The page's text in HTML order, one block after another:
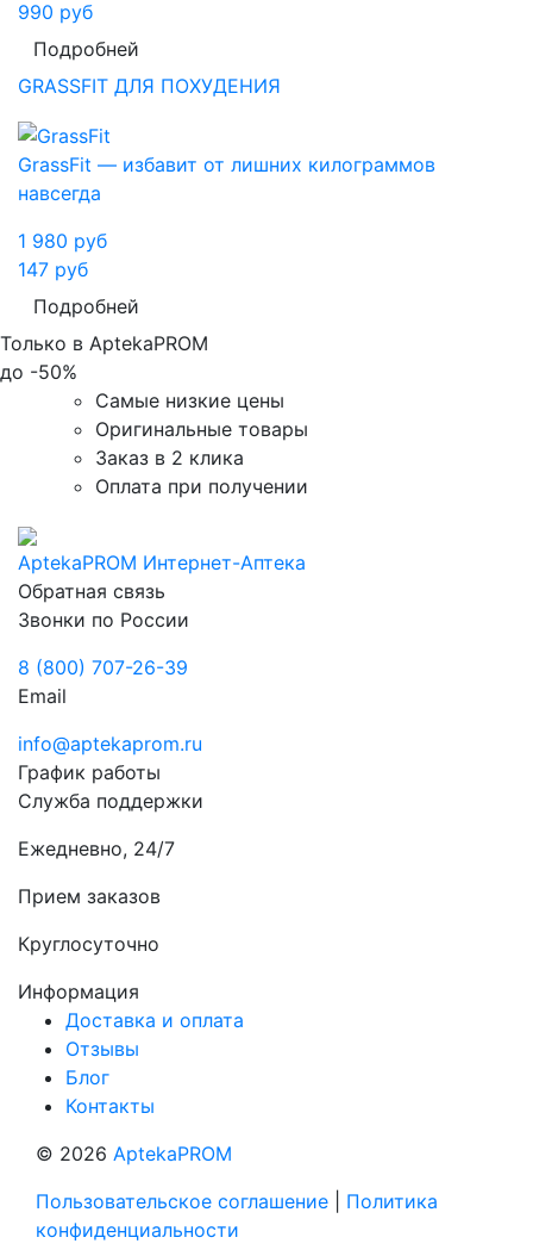
990 руб
Подробней
GRASSFIT ДЛЯ ПОХУДЕНИЯ
GrassFit — избавит от лишних килограммов
навсегда
1 980 руб
147 руб
Подробней
Только в AptekaPROM
до -50%
Самые низкие цены
Оригинальные товары
Заказ в 2 клика
Оплата при получении
AptekaPROM Интернет-Аптека
Обратная связь
Звонки по России
8 (800) 707-26-39
Email
info@aptekaprom.ru
График работы
Служба поддержки
Ежедневно, 24/7
Прием заказов
Круглосуточно
Информация
Доставка и оплата
Отзывы
Блог
Контакты
© 2026 AptekaPROM
Пользовательское соглашение
Политика
конфиденциальности